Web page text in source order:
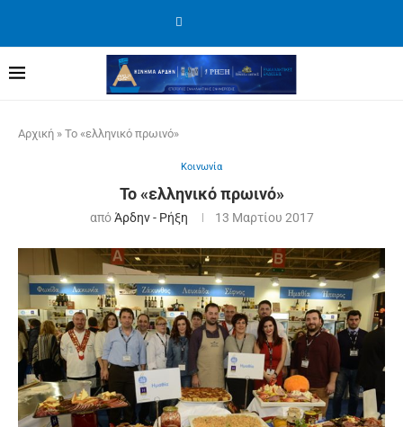
Αρχική » Το «ελληνικό πρωινό»
Κοινωνία
Το «ελληνικό πρωινό»
απόΆρδην - Ρήξη 13 Μαρτίου 2017